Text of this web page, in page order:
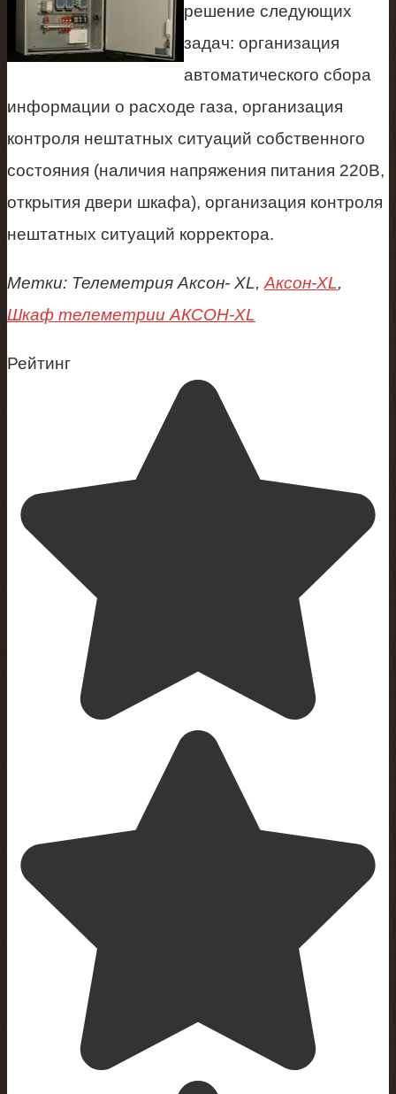
решение следующих
задач: организация
автоматического сбора
информации о расходе газа, организация
контроля нештатных ситуаций собственного
состояния (наличия напряжения питания 220В,
открытия двери шкафа), организация контроля
нештатных ситуаций корректора.
Метки: Телеметрия Аксон- XL, Аксон-XL,
Шкаф телеметрии АКСОН-XL
Рейтинг